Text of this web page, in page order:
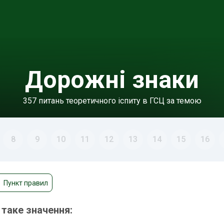
Дорожні знаки
357 питань теоретичного іспиту в ГСЦ за темою
8 9 10 11 12 13 14 15 16
Пункт правил
значення: